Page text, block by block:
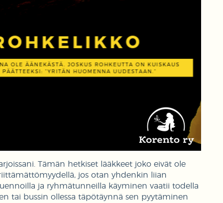
Tämän hetkiset lääkkeet joko eivät ole
jos otan yhdenkin liian
ja ryhmätunneilla käyminen vaatii todella
tai bussin ollessa täpötäynnä sen pyytäminen